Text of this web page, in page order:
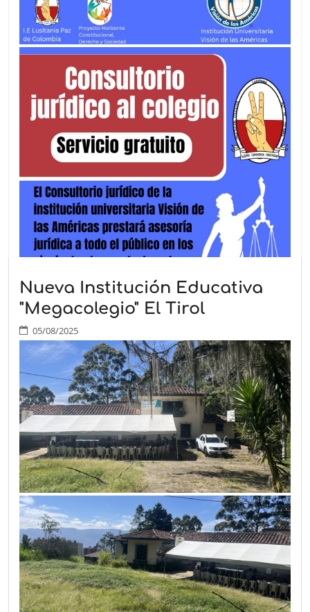
El próximojueves 28 de agosto de 2025
Institución
Educativa Lusitania Paz de Colombiaserá sede delConsultorio
Jurídico al Colegio, un espacio de asesoría legal gratuita ofrecido
por laInstitución Universitaria Visión de las Américas, en el
marco delProyecto Horizonte Constitucional, Derecho
y Sociedad.
Nueva Institución Educativa
"Megacolegio" El Tirol
05/08/2025